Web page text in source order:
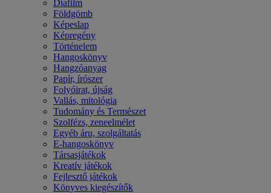
Diafilm
Földgömb
Képeslap
Képregény
Történelem
Hangoskönyv
Hangzóanyag
Papír, írószer
Folyóirat, újság
Vallás, mitológia
Tudomány és Természet
Szolfézs, zeneelmélet
Egyéb áru, szolgáltatás
E-hangoskönyv
Társasjátékok
Kreatív játékok
Fejlesztő játékok
Könyves kiegészítők